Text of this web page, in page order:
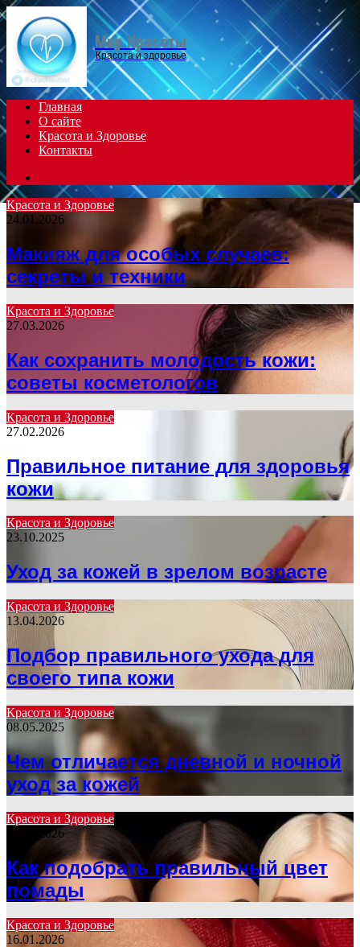
Menu
Мир Красоты
Красота и здоровье
Главная
О сайте
Красота и Здоровье
Контакты
Красота и Здоровье
24.01.2026
Макияж для особых случаев:
секреты и техники
Красота и Здоровье
27.03.2026
Как сохранить молодость кожи:
советы косметологов
Красота и Здоровье
27.02.2026
Правильное питание для здоровья
кожи
Красота и Здоровье
23.10.2025
Уход за кожей в зрелом возрасте
Красота и Здоровье
13.04.2026
Подбор правильного ухода для
своего типа кожи
Красота и Здоровье
08.05.2025
Чем отличается дневной и ночной
уход за кожей
Красота и Здоровье
12.02.2026
Как подобрать правильный цвет
помады
Красота и Здоровье
16.01.2026